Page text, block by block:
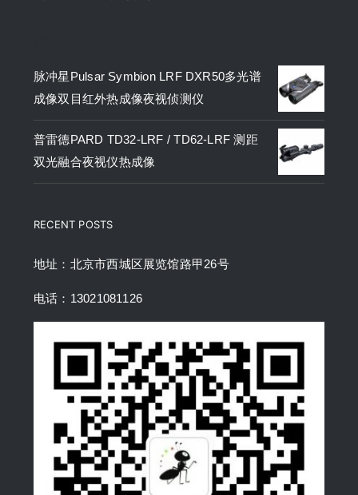
脉冲星Pulsar Symbion LRF DXR50多光谱
成像双目红外热成像夜视侦测仪
普雷德PARD TD32-LRF / TD62-LRF 测距
双光融合夜视仪热成像
RECENT POSTS
地址：北京市西城区展览馆路甲26号
电话：13021081126